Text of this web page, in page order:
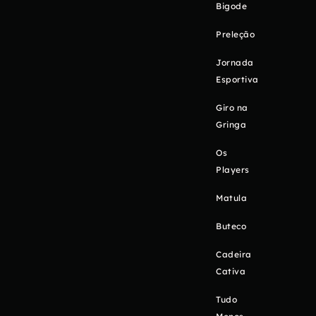
Bigode
Preleção
Jornada
Esportiva
Giro na
Gringa
Os
Players
Matula
Buteco
Cadeira
Cativa
Tudo